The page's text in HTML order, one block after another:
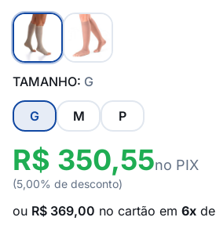
TAMANHO: G
G M P
R$ 350,55no PIX
(5,00% de desconto)
ou R$ 369,00 no cartão em 6x de